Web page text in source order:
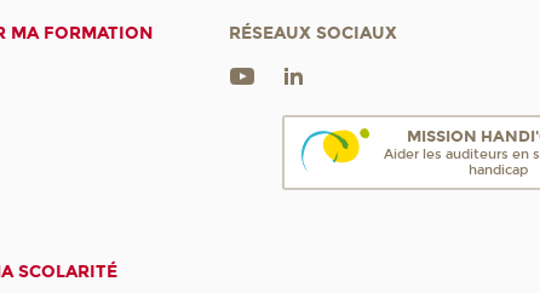
MA FORMATION
SCOLARITÉ
RÉSEAUX SOCIAUX
MISSION
Aider les auditeurs en
handicap